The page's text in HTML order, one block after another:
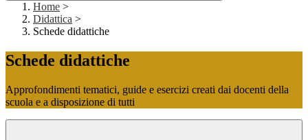
Home >
Didattica >
Schede didattiche
Schede didattiche
Approfondimenti tematici, guide e esercizi creati dai docenti della
scuola e a disposizione di tutti